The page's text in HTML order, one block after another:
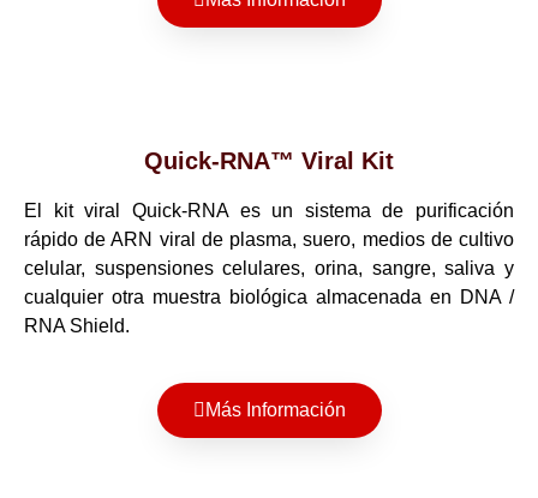
Quick-RNA™ Viral Kit
El kit viral Quick-RNA es un sistema de purificación
rápido de ARN viral de plasma, suero, medios de cultivo
celular, suspensiones celulares, orina, sangre, saliva y
cualquier otra muestra biológica almacenada en DNA /
RNA Shield.
Más Información